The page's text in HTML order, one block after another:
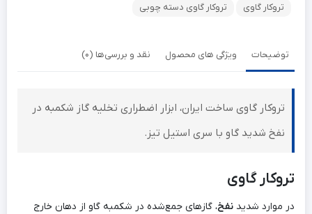
تروکار گاوی
تروکار گاوی دسته چوبی
توضیحات ویژگی های محصول نقد و بررسی‌ها (0)
تروکار گاوی ساخت ایران، ابزار اضطراری تخلیه گاز شکمبه در
نفخ شدید گاو با سری استیل تیز.
تروکار گاوی
در موارد شدید نفخ، گازهای جمع‌شده در شکمبه گاو از دهان خارج